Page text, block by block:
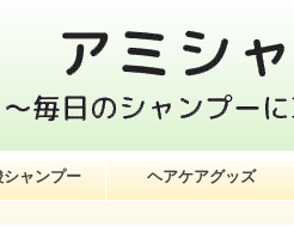
ャンプー ヘアケアグッズ